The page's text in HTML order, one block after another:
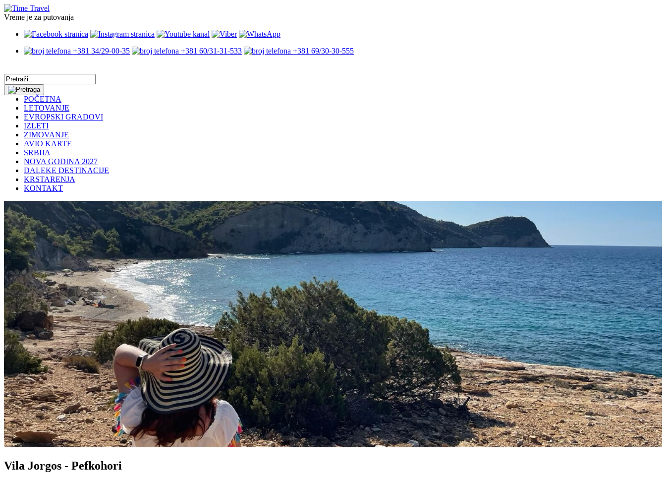
Vreme je za putovanja
+381 34/29-00-35 +381 60/31-31-533 +381 69/30-30-555
POČETNA
LETOVANJE
EVROPSKI GRADOVI
IZLETI
ZIMOVANJE
AVIO KARTE
SRBIJA
NOVA GODINA 2027
DALEKE DESTINACIJE
KRSTARENJA
KONTAKT
Vila Jorgos - Pefkohori